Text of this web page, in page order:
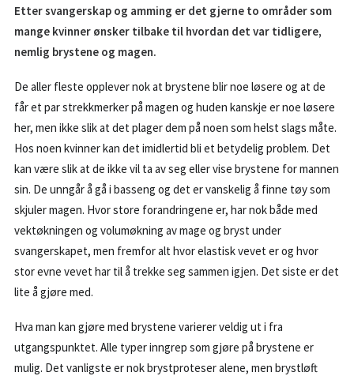
KONTAKT
55 99 11 00
Etter svangerskap og amming er det gjerne to områder som
mange kvinner ønsker tilbake til hvordan det var tidligere,
nemlig brystene og magen.
De aller fleste opplever nok at brystene blir noe løsere og at de
får et par strekkmerker på magen og huden kanskje er noe løsere
her, men ikke slik at det plager dem på noen som helst slags måte.
Hos noen kvinner kan det imidlertid bli et betydelig problem. Det
kan være slik at de ikke vil ta av seg eller vise brystene for mannen
sin. De unngår å gå i basseng og det er vanskelig å finne tøy som
skjuler magen. Hvor store forandringene er, har nok både med
vektøkningen og volumøkning av mage og bryst under
svangerskapet, men fremfor alt hvor elastisk vevet er og hvor
stor evne vevet har til å trekke seg sammen igjen. Det siste er det
lite å gjøre med.
Hva man kan gjøre med brystene varierer veldig ut i fra
utgangspunktet. Alle typer inngrep som gjøre på brystene er
mulig. Det vanligste er nok brystproteser alene, men brystløft